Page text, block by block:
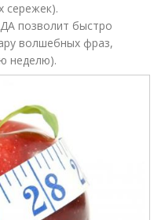
сережек).
позволит быстро
волшебных фраз,
неделю).